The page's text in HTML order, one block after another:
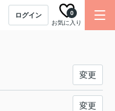
ログイン
お気に入り
0
変更
変更